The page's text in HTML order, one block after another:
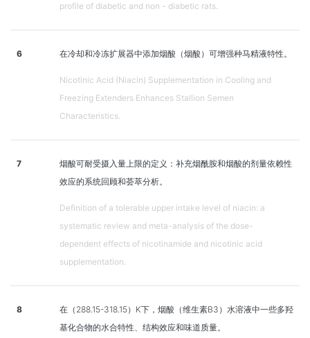
profile of diabetic and non - diabetic rats.
6 在冷却和冷冻扩展器中添加烟酸（烟酸）可增强种马精液特性。
Nicotinic Acid (Niacin) Supplementation in Cooling and
Freezing Extenders Enhances Stallion Semen
Characteristics.
7
烟酸可耐受摄入量上限的定义：补充烟酰胺和烟酸的剂量依赖性
效应的系统回顾和荟萃分析。
Definition of a tolerable upper intake level of niacin: a
systematic review and meta-analysis of the dose-
dependent effects of nicotinamide and nicotinic acid
supplementation.
8
在（288.15-318.15）K下，烟酸（维生素B3）水溶液中一些多羟
基化合物的水合特性、结构效应和味道质量。